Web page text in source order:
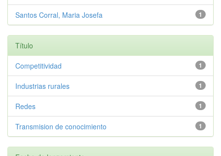
1
Santos Corral, Maria Josefa
Título
1
Competitividad
1
Industrias rurales
1
Redes
1
Transmision de conocimiento